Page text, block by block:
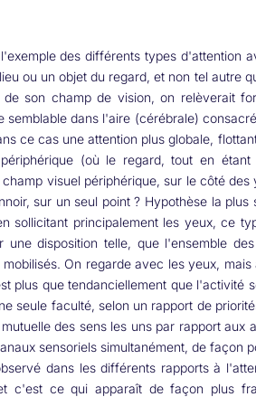
des différents types d'attention
ou un objet du regard, et non tel autre
son champ de vision, on relèverait
semblable dans l'aire (cérébrale)
ce cas une attention plus globale,
(où le regard, tout en
visuel périphérique, sur le côté des
sur un seul point ? Hypothèse la plus
sollicitant principalement les yeux, ce
une disposition telle, que l'ensemble
On regarde avec les yeux,
plus que tendanciellement que l'activité
seule faculté, selon un rapport de
des sens les uns par rapport aux
sensoriels simultanément, de façon
dans les différents rapports à
c'est ce qui apparaît de façon plus